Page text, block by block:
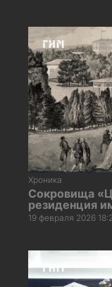
Хроника
Сокровища
резиденция
19 февраля 2026